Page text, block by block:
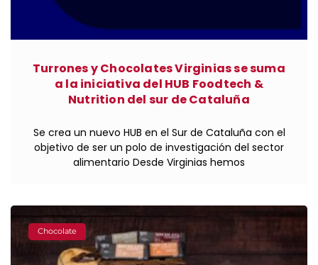
Turrones y Chocolates Virginias se suma
a la iniciativa del HUB Foodtech &
Nutrition del sur de Cataluña
Se crea un nuevo HUB en el Sur de Cataluña con el
objetivo de ser un polo de investigación del sector
alimentario Desde Virginias hemos
Chocolate